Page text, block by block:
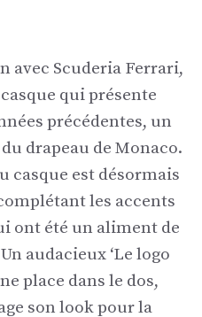
avec Scuderia Ferrari,
qui présente
précédentes, un
drapeau de Monaco.
casque est désormais
les accents
ont été un aliment de
audacieux ‘Le logo
place dans le dos,
son look pour la